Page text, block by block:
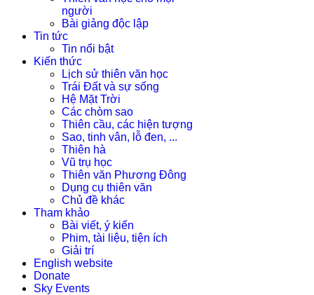
người
Bài giảng độc lập
Tin tức
Tin nổi bật
Kiến thức
Lịch sử thiên văn học
Trái Đất và sự sống
Hệ Mặt Trời
Các chòm sao
Thiên cầu, các hiện tượng
Sao, tinh vân, lỗ đen, ...
Thiên hà
Vũ trụ học
Thiên văn Phương Đông
Dụng cụ thiên văn
Chủ đề khác
Tham khảo
Bài viết, ý kiến
Phim, tài liệu, tiện ích
Giải trí
English website
Donate
Sky Events